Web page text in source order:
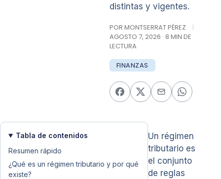
distintas y vigentes.
POR MONTSERRAT PÉREZ
|
AGOSTO 7, 2026 · 8 MIN DE
LECTURA
FINANZAS
Tabla de contenidos
Resumen rápido
¿Qué es un régimen tributario y por qué
existe?
Un régimen
tributario es
el conjunto
de reglas